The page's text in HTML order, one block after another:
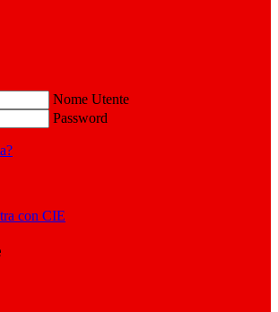
Nome Utente
Password
con CIE